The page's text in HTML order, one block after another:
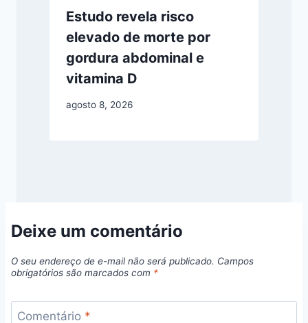
Estudo revela risco
elevado de morte por
gordura abdominal e
vitamina D
agosto 8, 2026
Deixe um comentário
O seu endereço de e-mail não será publicado. Campos
obrigatórios são marcados com *
Comentário *